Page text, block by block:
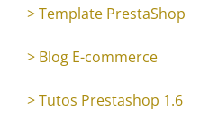
> Template PrestaShop
> Blog E-commerce
> Tutos Prestashop 1.6